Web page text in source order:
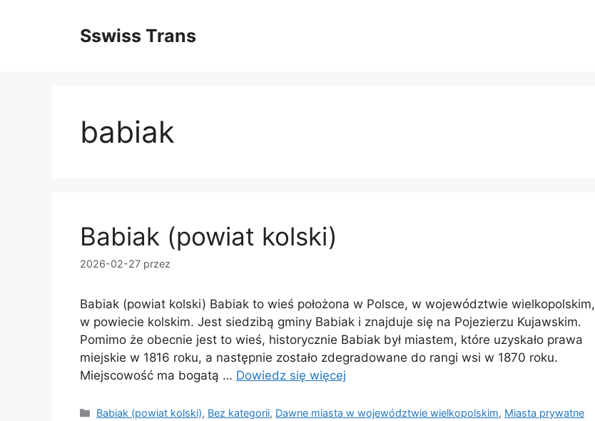
Sswiss Trans
babiak
Babiak (powiat kolski)
2026-02-27 przez
Babiak (powiat kolski) Babiak to wieś położona w Polsce, w województwie wielkopolskim,
w powiecie kolskim. Jest siedzibą gminy Babiak i znajduje się na Pojezierzu Kujawskim.
Pomimo że obecnie jest to wieś, historycznie Babiak był miastem, które uzyskało prawa
miejskie w 1816 roku, a następnie zostało zdegradowane do rangi wsi w 1870 roku.
Miejscowość ma bogatą … Dowiedz się więcej
Kategorie
Babiak (powiat kolski), Bez kategorii, Dawne miasta w województwie wielkopolskim, Miasta prywatne